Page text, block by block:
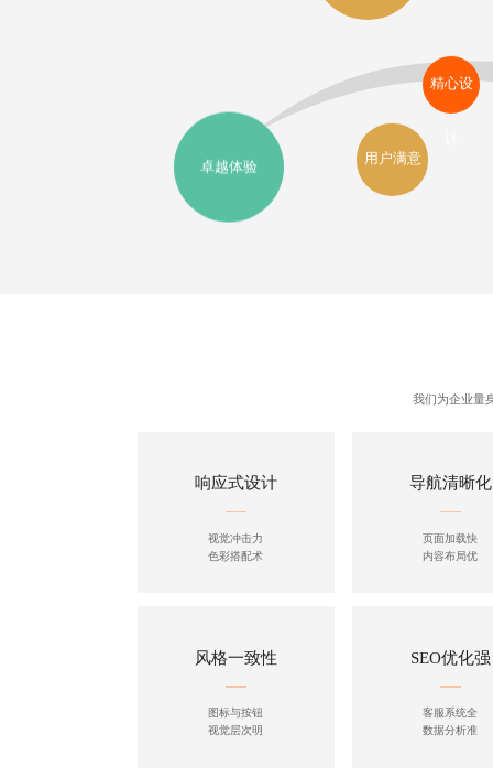
精心设
卓越体验
用户满意
我们为企业量
响应式设计
视觉冲击力
色彩搭配术
导航清晰化
页面加载快
内容布局优
风格一致性
图标与按钮
视觉层次明
SEO优化强
客服系统全
数据分析准